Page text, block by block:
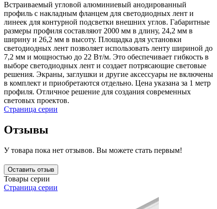
Встраиваемый угловой алюминиевый анодированный
профиль с накладным фланцем для светодиодных лент и
линеек для контурной подсветки внешних углов. Габаритные
размеры профиля составляют 2000 мм в длину, 24,2 мм в
ширину и 26,2 мм в высоту. Площадка для установки
светодиодных лент позволяет использовать ленту шириной до
7,2 мм и мощностью до 22 Вт/м. Это обеспечивает гибкость в
выборе светодиодных лент и создает потрясающие световые
решения. Экраны, заглушки и другие аксессуары не включены
в комплект и приобретаются отдельно. Цена указана за 1 метр
профиля. Отличное решение для создания современных
световых проектов.
Страница серии
Отзывы
У товара пока нет отзывов. Вы можете стать первым!
Оставить отзыв
Товары серии
Страница серии